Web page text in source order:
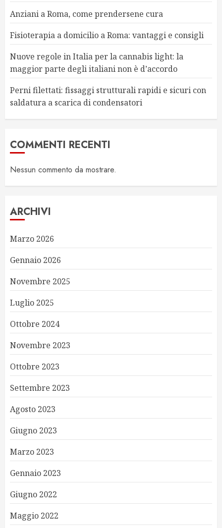
Anziani a Roma, come prendersene cura
Fisioterapia a domicilio a Roma: vantaggi e consigli
Nuove regole in Italia per la cannabis light: la
maggior parte degli italiani non è d’accordo
Perni filettati: fissaggi strutturali rapidi e sicuri con
saldatura a scarica di condensatori
COMMENTI RECENTI
Nessun commento da mostrare.
ARCHIVI
Marzo 2026
Gennaio 2026
Novembre 2025
Luglio 2025
Ottobre 2024
Novembre 2023
Ottobre 2023
Settembre 2023
Agosto 2023
Giugno 2023
Marzo 2023
Gennaio 2023
Giugno 2022
Maggio 2022